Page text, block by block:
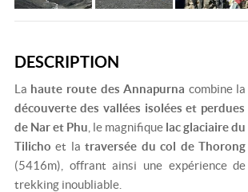
DESCRIPTION
La haute route des Annapurna combine la
découverte des vallées isolées et perdues
de Nar et Phu , le magnifique lac glaciaire du
Tilicho et latraversée du col de Thorong
(5416m), offrant ainsi une expérience de
trekking inoubliable.